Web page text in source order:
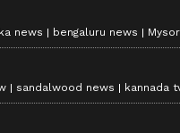
news bengaluru news
sandalwood news kannada